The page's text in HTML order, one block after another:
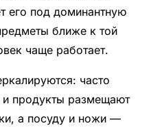
его под доминантную
ближе к той
чаще работает.
часто
продукты размещают
а посуду и ножи —